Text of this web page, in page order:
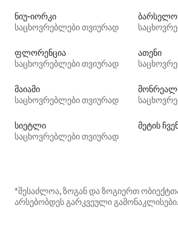
ნიუ-იორკი
საცხოვრებლები თვიურად
ფლორენცია
საცხოვრებლები თვიურად
ათენი
მაიამი
საცხოვრებლები თვიურად
სიეტლი
საცხოვრებლები თვიურად
მეტის
*შესაძლოა, ზოგან და ზოგიერთ
არსებობდეს გარკვეული გამონაკლისები.